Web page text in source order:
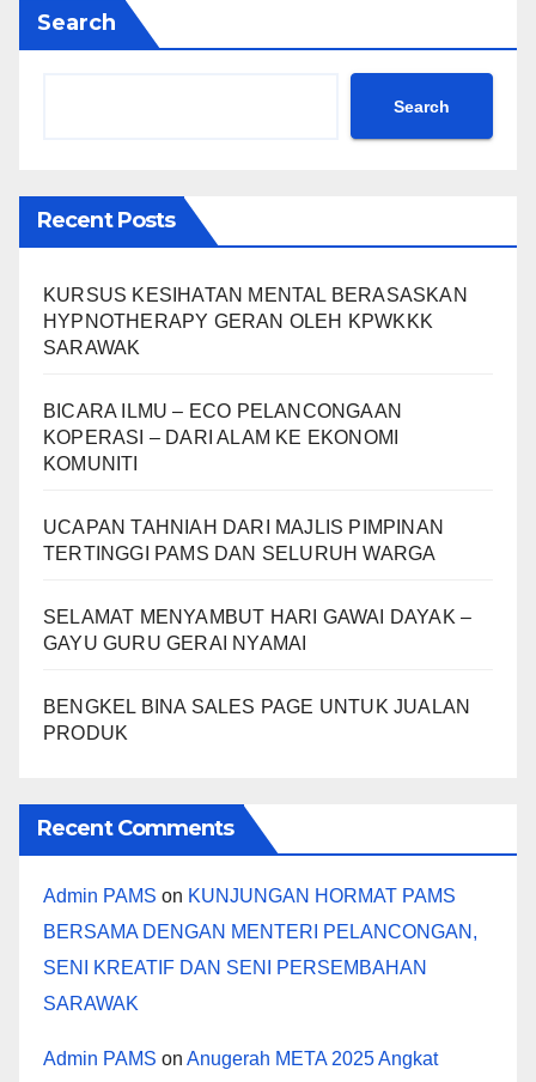
Search
Search
Recent Posts
KURSUS KESIHATAN MENTAL BERASASKAN
HYPNOTHERAPY GERAN OLEH KPWKKK
SARAWAK
BICARA ILMU – ECO PELANCONGAAN
KOPERASI – DARI ALAM KE EKONOMI
KOMUNITI
UCAPAN TAHNIAH DARI MAJLIS PIMPINAN
TERTINGGI PAMS DAN SELURUH WARGA
SELAMAT MENYAMBUT HARI GAWAI DAYAK –
GAYU GURU GERAI NYAMAI
BENGKEL BINA SALES PAGE UNTUK JUALAN
PRODUK
Recent Comments
Admin PAMS on KUNJUNGAN HORMAT PAMS
BERSAMA DENGAN MENTERI PELANCONGAN,
SENI KREATIF DAN SENI PERSEMBAHAN
SARAWAK
Admin PAMS on Anugerah META 2025 Angkat